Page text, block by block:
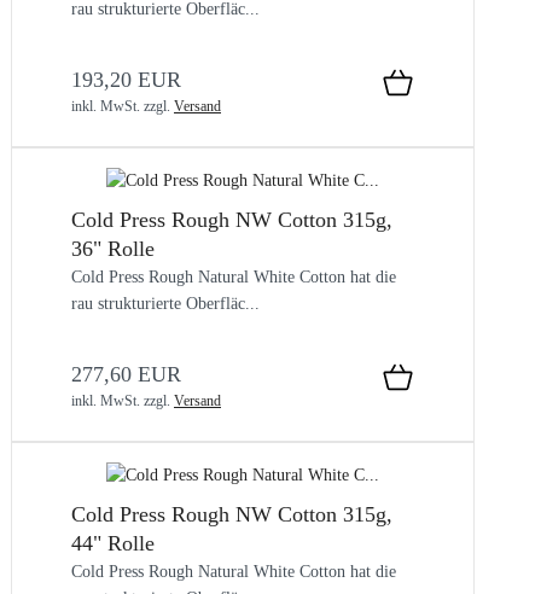
rau strukturierte Oberfläc...
193,20 EUR
inkl. MwSt. zzgl. Versand
Cold Press Rough NW Cotton 315g,
36" Rolle
Cold Press Rough Natural White Cotton hat die
rau strukturierte Oberfläc...
277,60 EUR
inkl. MwSt. zzgl. Versand
Cold Press Rough NW Cotton 315g,
44" Rolle
Cold Press Rough Natural White Cotton hat die